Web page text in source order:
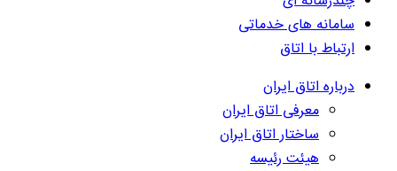
سامانه های خدماتی
ارتباط با اتاق
درباره اتاق ایران
معرفی اتاق ایران
ساختار اتاق ایران
هیئت رئیسه